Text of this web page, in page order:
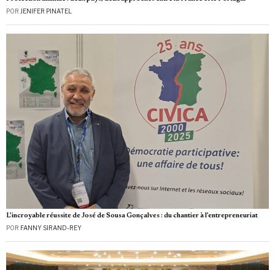
POR JENIFER PINATEL
L’incroyable réussite de José de Sousa Gonçalves : du chantier à l’entrepreneuriat
POR FANNY SIRAND-REY